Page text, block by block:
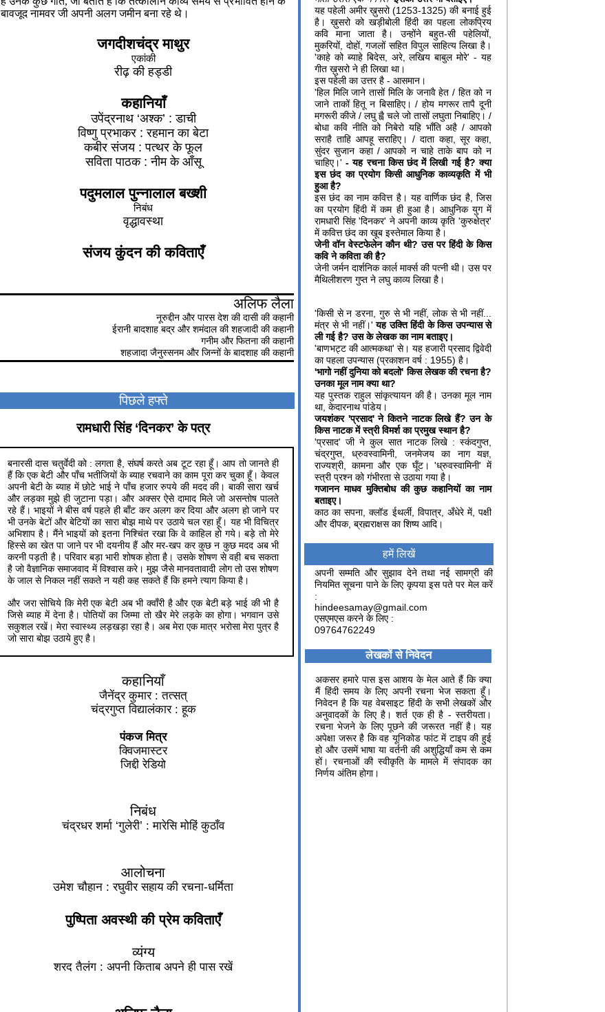
बावजूद नामवर जी अपनी अलग जमीन बना रहे थे।
जगदीशचंद्र माथुर
एकांकी
रीढ़ की हड्डी
कहानियाँ
उपेंद्रनाथ ‘अश्क’ : डाची
विष्णु प्रभाकर : रहमान का बेटा
कबीर संजय : पत्थर के फूल
सविता पाठक : नीम के आँसू
पदुमलाल पुन्नालाल बख्शी
निबंध
वृद्धावस्था
संजय कुंदन की कविताएँ
अलिफ लैला
नूरुद्दीन और पारस देश की दासी की कहानी
ईरानी बादशाह बद्र और शमंदाल की शहजादी की कहानी
गनीम और फितना की कहानी
शहजादा जैनुस्सनम और जिन्नों के बादशाह की कहानी
पिछले हफ्ते
रामधारी सिंह ‘दिनकर’ के पत्र
बनारसी दास चतुर्वेदी को : लगता है, संघर्ष करते अब टूट रहा हूँ। आप तो जानते ही
हैं कि एक बेटी और पाँच भतीजियों के ब्‍याह रचवाने का काम पूरा कर चुका हूँ। केवल
अपनी बेटी के ब्‍याह में छोटे भाई ने पाँच हजार रुपये की मदद की। बाकी सारा खर्च
और लड़का मुझे ही जुटाना पड़ा। और अक्‍सर ऐसे दामाद मिले जो असन्‍तोष पालते
रहे हैं। भाइयों ने बीस वर्ष पहले ही बाँट कर अलग कर दिया और अलग हो जाने पर
भी उनके बेटों और बेटियों का सारा बोझ माथे पर उठाये चल रहा हूँ। यह भी विचित्र
अभिशाप है। मैंने भाइयों को इतना निश्चिंत रखा कि वे काहिल हो गये। बड़े तो मेरे
हिस्‍से का खेत पा जाने पर भी दयनीय हैं और मर-खप कर कुछ न कुछ मदद अब भी
करनी पड़ती है। परिवार बड़ा भारी शोषक होता है। उसके शोषण से वही बच सकता
है जो वैज्ञानिक समाजवाद में विश्‍वास करे। मुझ जैसे मानवतावादी लोग तो उस शोषण
के जाल से निकल नहीं सकते न यही कह सकते हैं कि हमने त्‍याग किया है।
और जरा सोचिये कि मेरी एक बेटी अब भी क्‍वाँरी है और एक बेटी बड़े भाई की भी है
जिसे ब्‍याह में देना है। पोतियों का जिम्‍मा तो खैर मेरे लड़के का होगा। भगवान उसे
सकुशल रखें। मेरा स्‍वास्‍थ्य लड़खड़ा रहा है। अब मेरा एक मात्र भरोसा मेरा पुत्र है
जो सारा बोझ उठाये हुए है।
कहानियाँ
जैनेंद्र कुमार : तत्सत्
चंद्रगुप्त विद्यालंकार : हूक
पंकज मित्र
क्विजमास्टर
जिद्दी रेडियो
निबंध
चंद्रधर शर्मा ‘गुलेरी’ : मारेसि मोहिं कुठाँव
आलोचना​
उमेश चौहान : रघुवीर सहाय की रचना-धर्मिता
पुष्पिता अवस्थी की प्रेम कविताएँ
व्यंग्य
शरद तैलंग : अपनी किताब अपने ही पास रखें
यह पहेली अमीर ख़ुसरो (1253-1325) की बनाई हुई
है। ख़ुसरो को खड़ीबोली हिंदी का पहला लोकप्रिय
कवि माना जाता है। उन्होंने बहुत-सी पहेलियों,
मुकरियों, दोहों, गजलों सहित विपुल साहित्य लिखा है।
'काहे को ब्याहे बिदेस, अरे, लखिय बाबुल मोरे' - यह
गीत ख़ुसरो ने ही लिखा था।
इस पहेली का उत्तर है - आसमान।
'हिल मिलि जाने तासों मिलि के जनावै हेत / हित को न
जाने ताकों हितू न बिसाहिए। / होय मगरूर तापै दूनी
मगरूरी कीजे / लघु ह्वै चले जो तासों लघुता निबाहिए। /
बोधा कवि नीति को निबेरो यहि भाँति अहै / आपको
सराहै ताहि आपहू सराहिए। / दाता कहा, सूर कहा,
सुंदर सुजान कहा / आपको न चाहे ताके बाप को न
चाहिए।' - यह रचनाकिस छंद में लिखी गई है? क्या
इस छंद का प्रयोग किसी आधुनिक काव्यकृति में भी
हुआ है?
इस छंद का नाम कवित्त है। यह वार्णिक छंद है, जिस
का प्रयोग हिंदी में कम ही हुआ है। आधुनिक युग में
रामधारी सिंह 'दिनकर' ने अपनी काव्य कृति 'कुरुक्षेत्र'
में कवित्त छंद का खूब इस्तेमाल किया है।
जेनी वॉन वेस्टफेलेन कौन थी? उस पर हिंदी के किस
कवि नेकविता कीहै?
जेनी जर्मन दार्शनिक कार्ल मार्क्स की पत्नी थी। उस पर
मैथिलीशरण गुप्त ने लघु काव्य लिखा है।
'किसी से न डरना, गुरु से भी नहीं, लोक से भी नहीं...
मंत्र से भी नहीं।' यह उक्ति हिंदी के किस उपन्यास से
ली गई है?उस के लेखक का नाम बताइए।
'बाणभट्ट की आत्मकथा' से। यह हजारी प्रसाद द्विवेदी
का पहला उपन्यास (प्रकाशन वर्ष : 1955) है।
'भागो नहीं दुनिया को बदलो' किस लेखक की रचना है?
उनका मूल नाम क्या था?
यह पुस्तक राहुल सांकृत्यायन की है। उनका मूल नाम
था, केदारनाथ पांडेय।
जयशंकर'प्रसाद' ने कितने नाटक लिखे हैं?उन के
किस नाटक में स्त्री विमर्श का प्रमुख स्थान है?
'प्रसाद' जी ने कुल सात नाटक लिखे : स्कंदगुप्त,
चंद्रगुप्त, ध्रुवस्वामिनी, जनमेजय का नाग यज्ञ,
राज्यश्री, कामना और एक घूँट। 'ध्रुवस्वामिनी' में
स्त्री प्रश्न को गंभीरता से उठाया गया है।
गजानन माधव मुक्तिबोध की कुछ कहानियों का नाम
बताइए।
काठ का सपना, क्लॉड ईथर्ली, विपात्र, अँधेरे में, पक्षी
और दीपक, ब्रह्मराक्षस का शिष्य आदि।
हमें लिखें
अपनी सम्मति और सुझाव देने तथा नई सामग्री की
नियमित सूचना पाने के लिए कृपया इस पते पर मेल करें
:
hindeesamay@gmail.com
एसएमएस करने के लिए :
09764762249
लेखकों से निवेदन
अकसर हमारे पास इस आशय के मेल आते हैं कि क्या
मैं हिंदी समय के लिए अपनी रचना भेज सकता हूँ।
निवेदन है कि यह वेबसाइट हिंदी के सभी लेखकों और
अनुवादकों के लिए है। शर्त एक ही है - स्तरीयता।
रचना भेजने के लिए पूछने की जरूरत नहीं है। यह
अपेक्षा जरूर है कि वह यूनिकोड फांट में टाइप की हुई
हो और उसमें भाषा या वर्तनी की अशुद्धियाँ कम से कम
हों। रचनाओं की स्वीकृति के मामले में संपादक का
निर्णय अंतिम होगा।